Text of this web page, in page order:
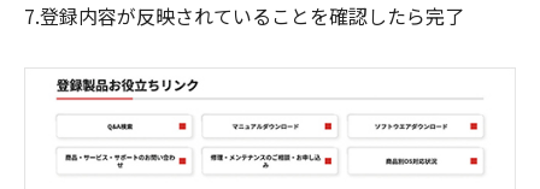
7.登録内容が反映されていることを確認したら完了